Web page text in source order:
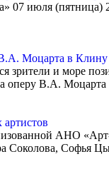
07 июля (пятница)
В.А. Моцарта в Клину
зрители и море
оперу В.А.
АНО «Арт-
Соколова, Софья